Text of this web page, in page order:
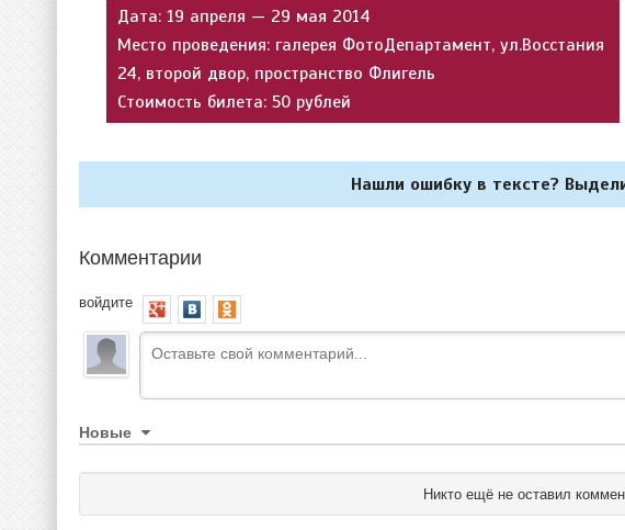
Дата: 19 апреля — 29 мая 2014
Место проведения: галерея ФотоДепартамент, ул.Восстания
24, второй двор, пространство Флигель
Стоимость билета: 50 рублей
Нашли ошибку в тексте?
Комментарии
войдите
Новые
Никто ещё не оставил